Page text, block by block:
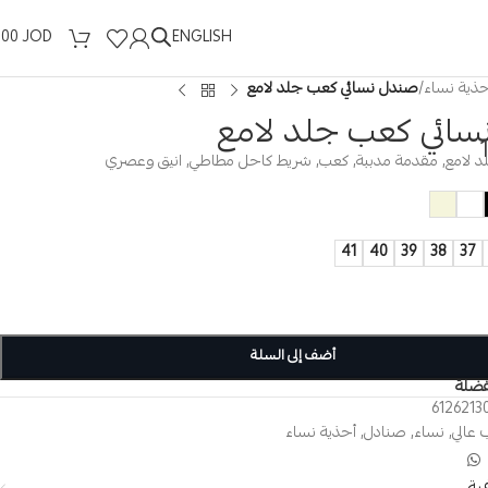
ENGLISH
JOD
نساء/صندل نسائي كعب جلد لامع
كعب جلد لامع
لامع, مقدمة مدببة, كعب, شريط كاحل مطاطي, انيق وعصري
37
38
39
40
41
أضف إلى السلة
عالي, نساء, صنادل,أحذية نساء